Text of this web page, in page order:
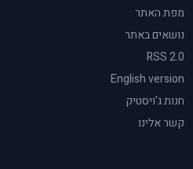
מפת האתר
נושאים באתר
RSS 2.0
English version
חנות ג'ויסטיק
קשר אלינו